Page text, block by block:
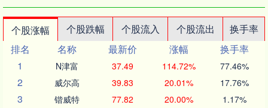
个股涨幅 个股跌幅 个股流入 个股流出
换手率
排名
名称 最新价 涨幅
换手率
1
N津富 37.49 114.72% 77.46%
2 威尔高 39.83 20.01% 17.76%
3 锴威特 77.82 20.00% 1.17%